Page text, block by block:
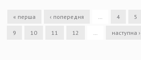
« перша ‹ попередня … 4 5
9 10 11 12 … наступна ›